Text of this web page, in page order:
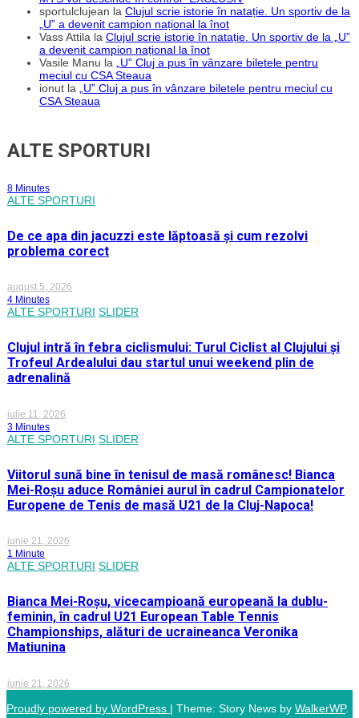
sportulclujean la Clujul scrie istorie în natație. Un sportiv de la
„U” a devenit campion național la înot
Vass Attila la Clujul scrie istorie în natație. Un sportiv de la „U”
a devenit campion național la înot
Vasile Manu la
„U” Cluj a pus în vânzare biletele pentru
meciul cu CSA Steaua
ionut la
„U” Cluj a pus în vânzare biletele pentru meciul cu
CSA Steaua
ALTE SPORTURI
8 Minutes
ALTE SPORTURI
De ce apa din jacuzzi este lăptoasă și cum rezolvi
problema corect
august 5, 2026
4 Minutes
ALTE SPORTURI SLIDER
Clujul intră în febra ciclismului: Turul Ciclist al Clujului și
Trofeul Ardealului dau startul unui weekend plin de
adrenalină
iulie 11, 2026
3 Minutes
ALTE SPORTURI SLIDER
Viitorul sună bine în tenisul de masă românesc! Bianca
Mei-Roșu aduce României aurul în cadrul Campionatelor
Europene de Tenis de masă U21 de la Cluj-Napoca!
iunie 21, 2026
1 Minute
ALTE SPORTURI SLIDER
Bianca Mei-Roșu, vicecampioană europeană la dublu-
feminin, în cadrul U21 European Table Tennis
Championships, alături de ucraineanca Veronika
Matiunina
iunie 21, 2026
Proudly powered by WordPress | Theme: Story News by WalkerWP.